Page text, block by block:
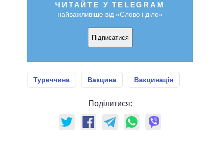
ЧИТАЙТЕ У TELEGRAM
найважливіше від «Слово і діло»
Підписатися
Туреччина Вакцина Вакцинація
Поділитися: